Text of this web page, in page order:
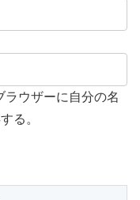
ラウザーに自分の名
る。